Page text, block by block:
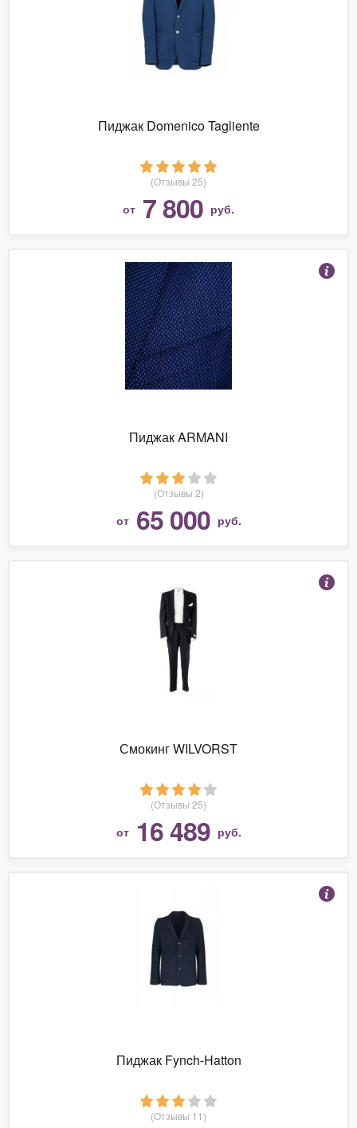
Пиджак Domenico Tagliente
(Отзывы 25)
от 7 800 руб.
Пиджак ARMANI
(Отзывы 2)
от 65 000 руб.
Смокинг WILVORST
(Отзывы 25)
от 16 489 руб.
Пиджак Fynch-Hatton
(Отзывы 11)